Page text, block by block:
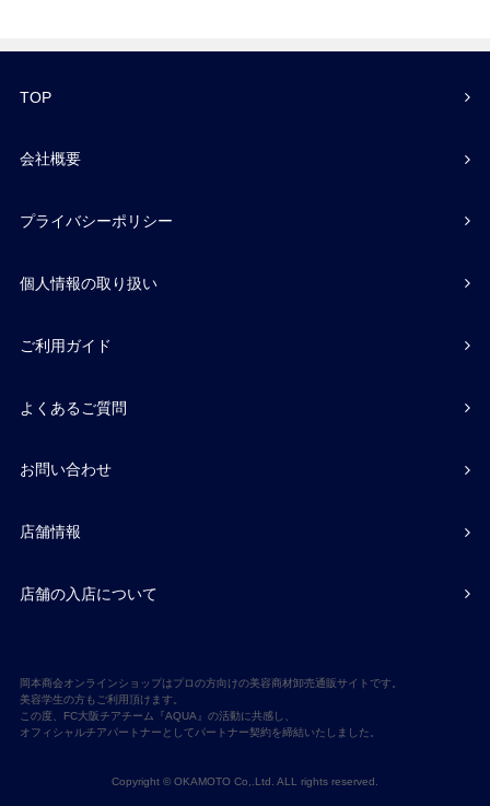
TOP
会社概要
プライバシーポリシー
個人情報の取り扱い
ご利用ガイド
よくあるご質問
お問い合わせ
店舗情報
店舗の入店について
岡本商会オンラインショップはプロの方向けの美容商材卸売通販サイトです。
美容学生の方もご利用頂けます。
この度、FC大阪チアチーム『AQUA』の活動に共感し、
オフィシャルチアパートナーとしてパートナー契約を締結いたしました。
Copyright © OKAMOTO Co,.Ltd. ALL rights reserved.